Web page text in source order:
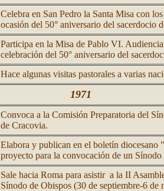
Celebra en San Pedro la Santa Misa con
ocasión del 50° aniversario del sacerdocio
Participa en la Misa de Pablo VI.
celebración del 50° aniversario del
Hace algunas visitas pastorales a varias
1971
Convoca a la Comisión Preparatoria del
de Cracovia.
Elabora y publican en el boletín diocesano
proyecto para la convocación de un
Sale hacia Roma para asistir a la II
Sínodo de Obispos (30 de septiembre-6 de